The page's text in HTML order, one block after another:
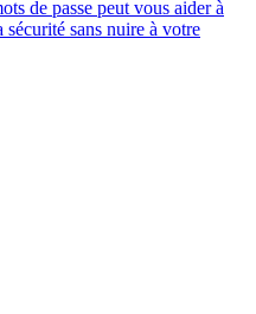
de passe peut vous aider à
sans nuire à votre